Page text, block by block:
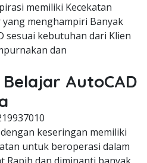
memiliki Kecekatan
menghampiri Banyak
sesuai kebutuhan dari Klien
dan
AutoCAD
keseringan memiliki
untuk beroperasi dalam